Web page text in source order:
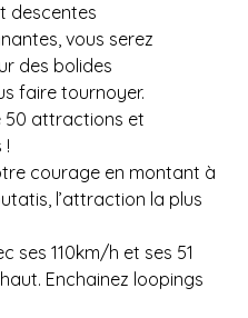
descentes
vous serez
des bolides
faire tournoyer.
50 attractions et
!
courage en montant à
l’attraction la plus
ses 110km/h et ses 51
Enchainez loopings